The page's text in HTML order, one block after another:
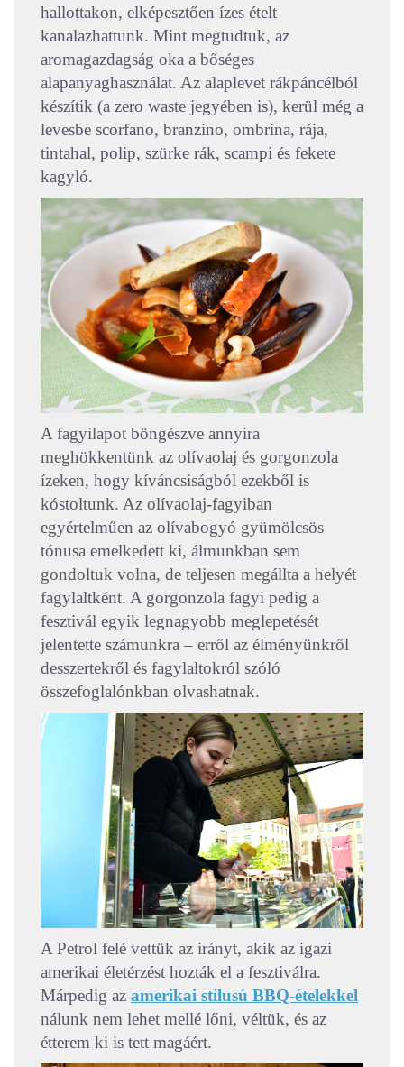
hallottakon, elképesztően ízes ételt
kanalazhattunk. Mint megtudtuk, az
aromagazdagság oka a bőséges
alapanyaghasználat. Az alaplevet rákpáncélból
készítik (a zero waste jegyében is), kerül még a
levesbe scorfano, branzino, ombrina, rája,
tintahal, polip, szürke rák, scampi és fekete
kagyló.
A fagyilapot böngészve annyira
meghökkentünk az olívaolaj és gorgonzola
ízeken, hogy kíváncsiságból ezekből is
kóstoltunk. Az olívaolaj-fagyiban
egyértelműen az olívabogyó gyümölcsös
tónusa emelkedett ki, álmunkban sem
gondoltuk volna, de teljesen megállta a helyét
fagylaltként. A gorgonzola fagyi pedig a
fesztivál egyik legnagyobb meglepetését
jelentette számunkra – erről az élményünkről
desszertekről és fagylaltokról szóló
összefoglalónkban olvashatnak.
A Petrol felé vettük az irányt, akik az igazi
amerikai életérzést hozták el a fesztiválra.
Márpedig az amerikai stílusú BBQ-ételekkel
nálunk nem lehet mellé lőni, véltük, és az
étterem ki is tett magáért.